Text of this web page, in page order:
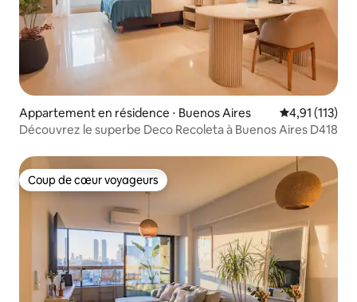
Appartement en résidence ⋅ Buenos Aires Évaluation
4,91 (113)
Découvrez le superbe Deco Recoleta à Buenos Aires D418
Coup de cœur voyageurs
Coup de cœur voyageurs